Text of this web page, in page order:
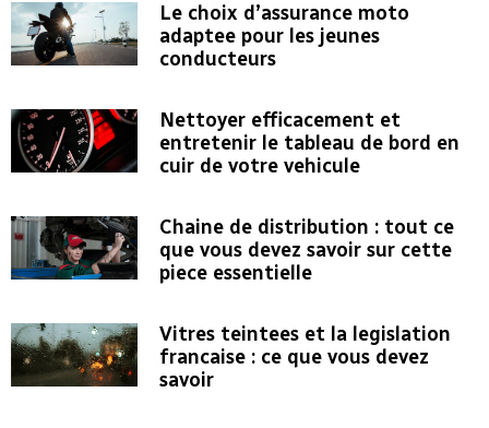
Le choix d’assurance moto
adaptee pour les jeunes
conducteurs
Nettoyer efficacement et
entretenir le tableau de bord en
cuir de votre vehicule
Chaine de distribution : tout ce
que vous devez savoir sur cette
piece essentielle
Vitres teintees et la legislation
francaise : ce que vous devez
savoir